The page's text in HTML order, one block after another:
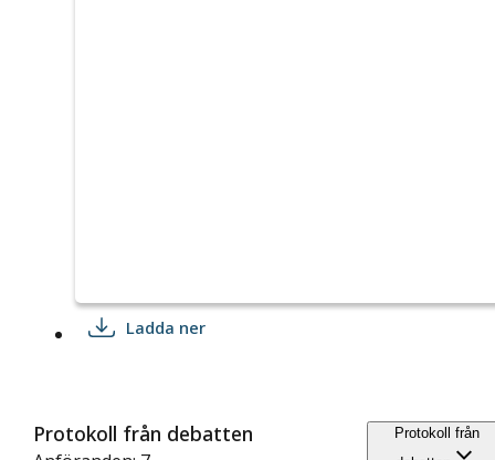
Ladda ner
Protokoll från debatten
Protokoll från